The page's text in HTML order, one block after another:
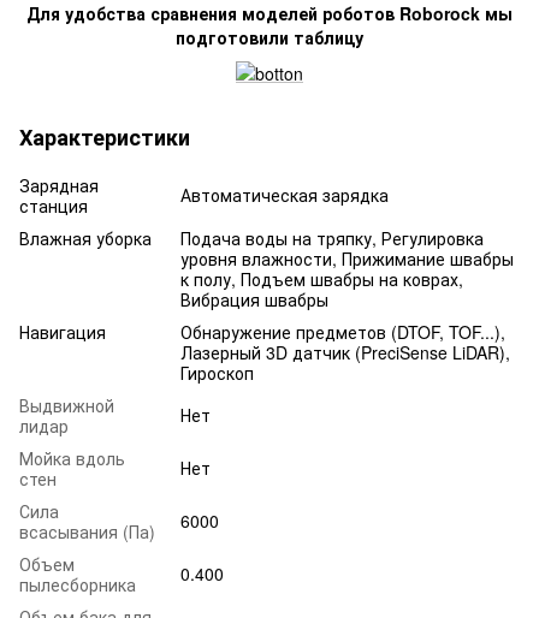
Для удобства сравнения моделей роботов Roborock мы
подготовили таблицу
Характеристики
Зарядная
станция
Автоматическая зарядка
Влажная уборка
Подача воды на тряпку, Регулировка
уровня влажности, Прижимание швабры
к полу, Подъем швабры на коврах,
Вибрация швабры
Навигация
Обнаружение предметов (DTOF, TOF...),
Лазерный 3D датчик (PreciSense LiDAR),
Гироскоп
Выдвижной
лидар
Нет
Мойка вдоль
стен
Нет
Сила
всасывания (Па)
6000
Объем
пылесборника
0.400